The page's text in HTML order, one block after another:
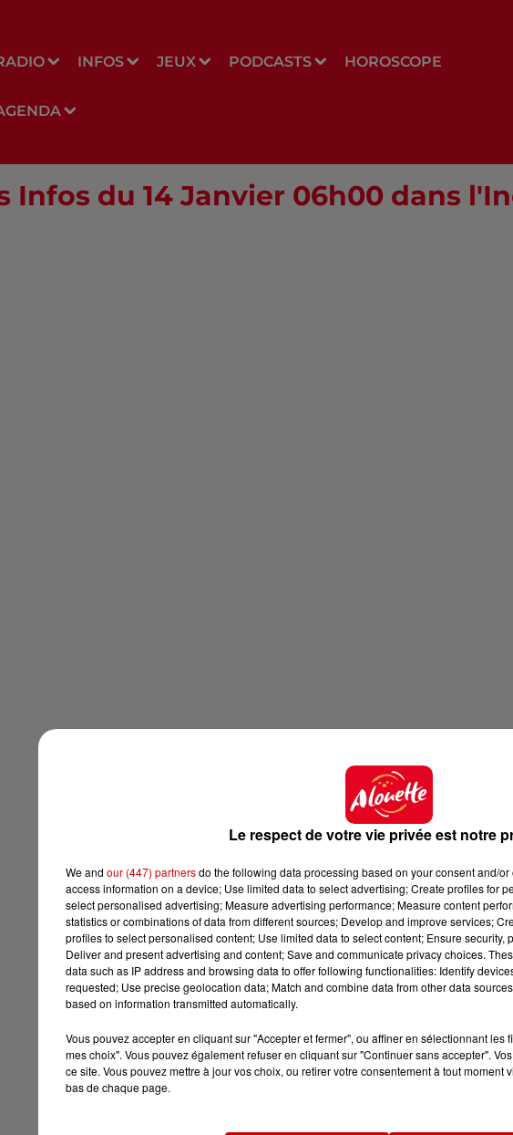
INFOS JEUX PODCASTS HOROSCOPE
Infos du 14 Janvier 06h00 dans
Le respect de votre vie privée est notre
We and our (447) partnersdo the following data processing based on your consent and/
access information on a device; Use limited data to select advertising; Create profiles for
select personalised advertising; Measure advertising performance; Measure content
statistics or combinations of data from different sources; Develop and improve services;
profiles to select personalised content; Use limited data to select content; Ensure security,
Deliver and present advertising and content; Save and communicate privacy choices.
data such as IP address and browsing data to offer following functionalities: Identify
requested; Use precise geolocation data; Match and combine data from other data
based on information transmitted automatically.
Vous pouvez accepter en cliquant sur "Accepter et fermer", ou affiner en sélectionnant les
mes choix". Vous pouvez également refuser en cliquant sur "Continuer sans accepter".
ce site. Vous pouvez mettre à jour vos choix, ou retirer votre consentement à tout moment
bas de chaque page.